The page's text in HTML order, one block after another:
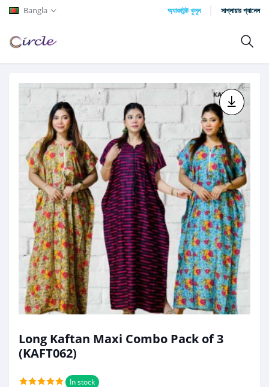
Bangla অ্যাকাউন্ট খুলুন সাপ্লায়ার প্যানেল
Long Kaftan Maxi Combo Pack of 3
(KAFT062)
In stock